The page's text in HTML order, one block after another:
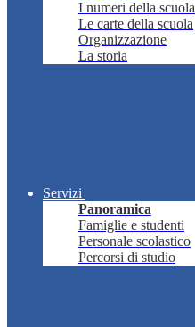
I numeri della scuola
Le carte della scuola
Organizzazione
La storia
Servizi
Panoramica
Famiglie e studenti
Personale scolastico
Percorsi di studio